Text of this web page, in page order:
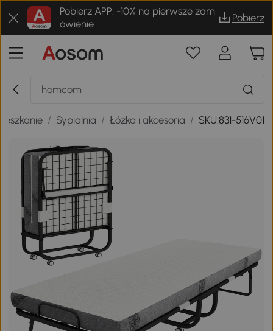
Pobierz APP: -10% na pierwsze zam
ówienie
Pobierz
/ Sypialnia / Łóżka i akcesoria / SKU:831-516V01